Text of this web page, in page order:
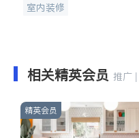
室内装修
相关精英会员 推广
精英会员